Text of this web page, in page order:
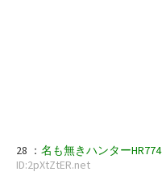
28 ： 名も無きハンターHR774
ID:2pXtZtER.net